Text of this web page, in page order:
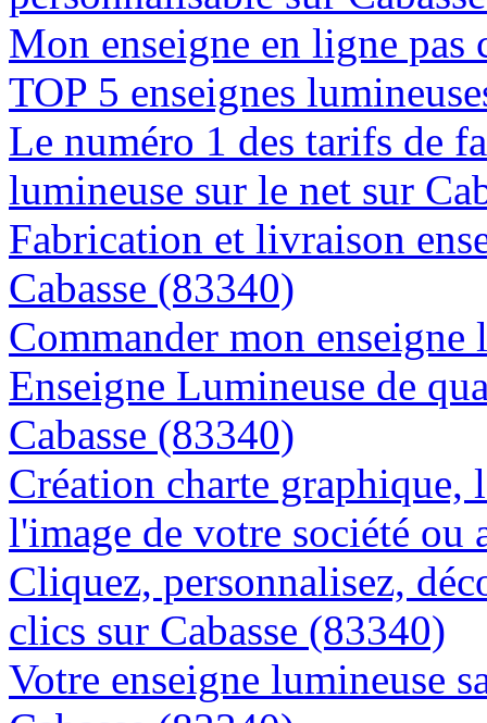
Mon enseigne en ligne pas
TOP 5 enseignes
Le numéro 1 des tarifs de
lumineuse sur le net sur
Fabrication et livraison
Cabasse (83340)
Commander mon enseigne
Enseigne Lumineuse de
Cabasse (83340)
Création charte graphique,
l'image de votre société ou
Cliquez, personnalisez,
clics sur Cabasse (83340)
Votre enseigne lumineuse